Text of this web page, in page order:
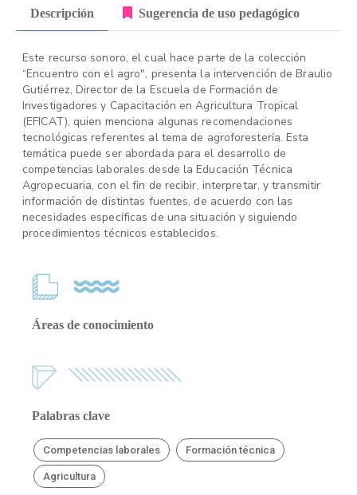
Descripción Sugerencia de uso pedagógico
Este recurso sonoro, el cual hace parte de la colección
“Encuentro con el agro", presenta la intervención de Braulio
Gutiérrez, Director de la Escuela de Formación de
Investigadores y Capacitación en Agricultura Tropical
(EFICAT), quien menciona algunas recomendaciones
tecnológicas referentes al tema de agroforestería. Esta
temática puede ser abordada para el desarrollo de
competencias laborales desde la Educación Técnica
Agropecuaria, con el fin de recibir, interpretar, y transmitir
información de distintas fuentes, de acuerdo con las
necesidades específicas de una situación y siguiendo
procedimientos técnicos establecidos.
Áreas de conocimiento
Palabras clave
Competencias laborales Formación técnica
Agricultura